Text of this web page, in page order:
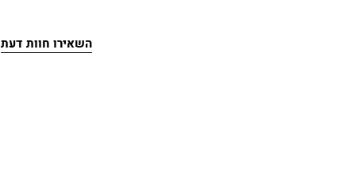
השאירו חוות דעת